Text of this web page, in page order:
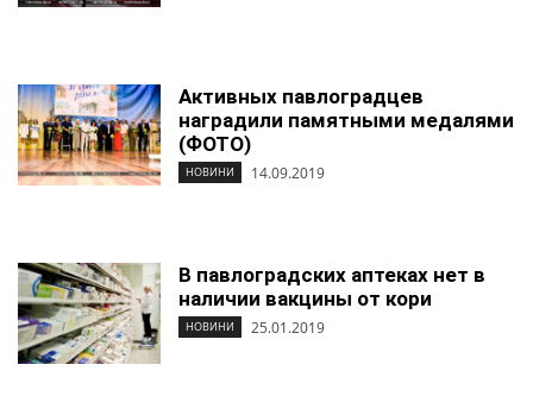
Активных павлоградцев
наградили памятными медалями
(ФОТО)
НОВИНИ 14.09.2019
В павлоградских аптеках нет в
наличии вакцины от кори
НОВИНИ 25.01.2019